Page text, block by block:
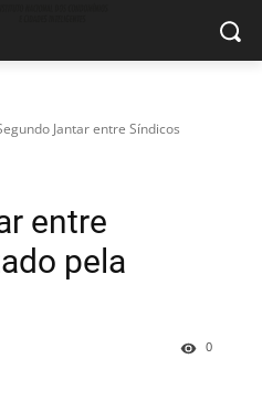
Jantar entre Síndicos
entre
pela
0